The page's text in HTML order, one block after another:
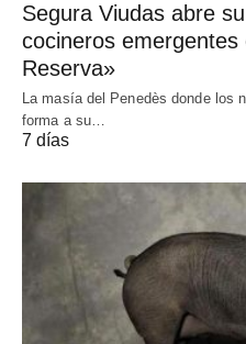
Segura Viudas abre
cocineros
Reserva»
La masía del Penedès donde los
forma a su…
7 días